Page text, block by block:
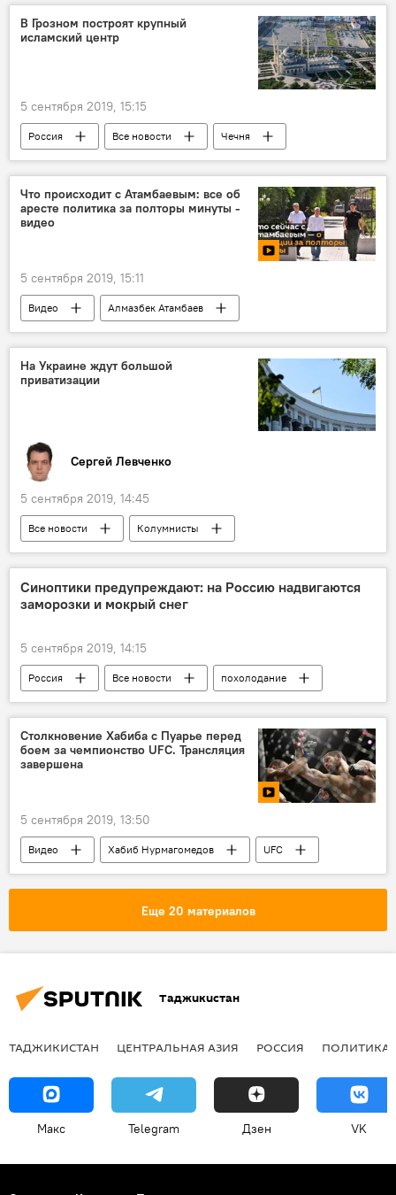
В Грозном построят крупный
исламский центр
5 сентября 2019, 15:15
Россия Все новости
Чечня
ислам
Что происходит с Атамбаевым: все об
аресте политика за полторы минуты -
видео
5 сентября 2019, 15:11
Видео
Алмазбек Атамбаев
Кыргызстан
арест
штурм
животные
На Украине ждут большой
приватизации
Сергей Левченко
5 сентября 2019, 14:45
Все новости Колумнисты
Синоптики предупреждают: на Россию надвигаются
заморозки и мокрый снег
5 сентября 2019, 14:15
Россия Все новости похолодание
Столкновение Хабиба с Пуарье перед
боем за чемпионство UFC. Трансляция
завершена
5 сентября 2019, 13:50
Видео Хабиб Нурмагомедов UFC
Еще 20 материалов
Таджикистан
ТАДЖИКИСТАН ЦЕНТРАЛЬНАЯ АЗИЯ РОССИЯ ПОЛИТИКА
Макс Telegram Дзен VK